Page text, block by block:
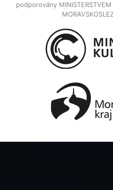
podporovány MINISTERSTVEM